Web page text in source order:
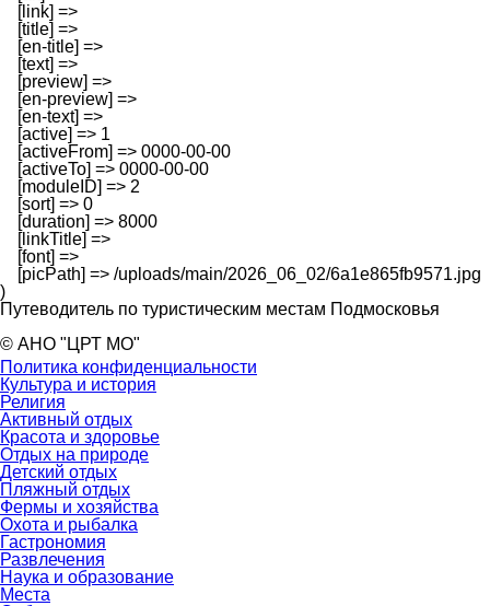
    [link] =>
    [title] =>
    [en-title] =>
    [text] =>
    [preview] =>
    [en-preview] =>
    [en-text] =>
    [active] => 1
    [activeFrom] => 0000-00-00
    [activeTo] => 0000-00-00
    [moduleID] => 2
    [sort] => 0
    [duration] => 8000
    [linkTitle] =>
    [font] =>
    [picPath] => /uploads/main/2026_06_02/6a1e865fb9571.jpg
Путеводитель по туристическим местам Подмосковья
© АНО "ЦРТ МО"
Политика конфиденциальности
Культура и история
Религия
Активный отдых
Красота и здоровье
Отдых на природе
Детский отдых
Пляжный отдых
Фермы и хозяйства
Охота и рыбалка
Гастрономия
Развлечения
Наука и образование
Места